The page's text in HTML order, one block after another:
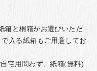
箱と桐箱がお選びいただ
入る紙箱もご用意してお
宅用問わず、紙箱(無料)